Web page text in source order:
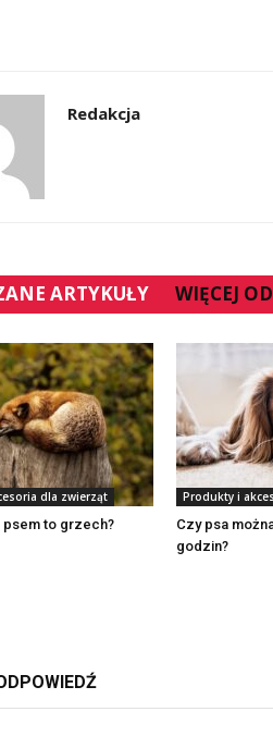
Redakcja
ARTYKUŁY WIĘCEJ
dla zwierząt
psem to grzech?
Produkty i
Czy psa
godzin?